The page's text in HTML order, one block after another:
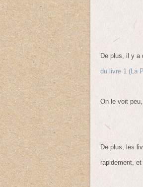
De plus, il y a
du livre 1 (La
On le voit
De plus, les
rapidement,